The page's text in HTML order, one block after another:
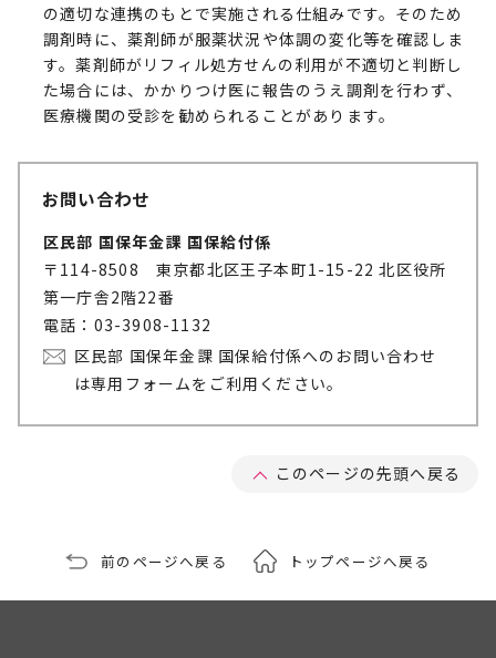
の適切な連携のもとで実施される仕組みです。そのため
調剤時に、薬剤師が服薬状況や体調の変化等を確認しま
す。薬剤師がリフィル処方せんの利用が不適切と判断し
た場合には、かかりつけ医に報告のうえ調剤を行わず、
医療機関の受診を勧められることがあります。
お問い合わせ
区民部 国保年金課 国保給付係
〒114-8508 東京都北区王子本町1-15-22 北区役所
第一庁舎2階22番
電話：03-3908-1132
区民部 国保年金課 国保給付係へのお問い合わせ
は専用フォームをご利用ください。
このページの先頭へ戻る
前のページへ戻る トップページへ戻る